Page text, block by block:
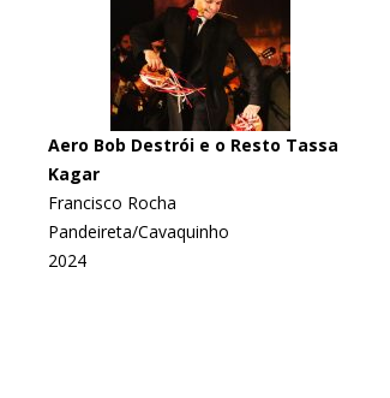
Aero Bob Destrói e o Resto Tassa
Kagar
Francisco Rocha
Pandeireta/Cavaquinho
2024